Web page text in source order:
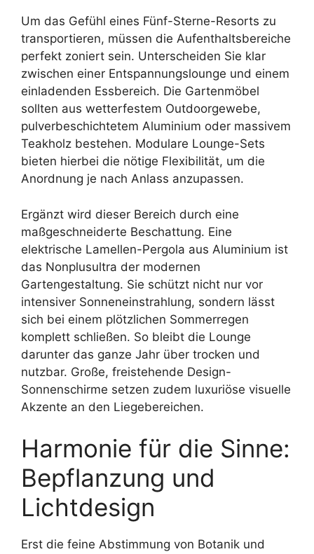
Um das Gefühl eines Fünf-Sterne-Resorts zu
transportieren, müssen die Aufenthaltsbereiche
perfekt zoniert sein. Unterscheiden Sie klar
zwischen einer Entspannungslounge und einem
einladenden Essbereich. Die Gartenmöbel
sollten aus wetterfestem Outdoorgewebe,
pulverbeschichtetem Aluminium oder massivem
Teakholz bestehen. Modulare Lounge-Sets
bieten hierbei die nötige Flexibilität, um die
Anordnung je nach Anlass anzupassen.
Ergänzt wird dieser Bereich durch eine
maßgeschneiderte Beschattung. Eine
elektrische Lamellen-Pergola aus Aluminium ist
das Nonplusultra der modernen
Gartengestaltung. Sie schützt nicht nur vor
intensiver Sonneneinstrahlung, sondern lässt
sich bei einem plötzlichen Sommerregen
komplett schließen. So bleibt die Lounge
darunter das ganze Jahr über trocken und
nutzbar. Große, freistehende Design-
Sonnenschirme setzen zudem luxuriöse visuelle
Akzente an den Liegebereichen.
Harmonie für die Sinne:
Bepflanzung und
Lichtdesign
Erst die feine Abstimmung von Botanik und